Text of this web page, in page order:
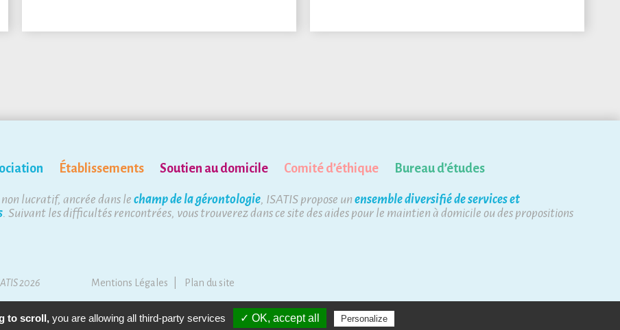
Établissements Soutien au domicile Comité d’éthique Bureau d’études
lucratif, ancrée dans lechamp de la gérontologie, ISATIS propose un ensemble diversifié de services et
. Suivant les difficultés rencontrées, vous trouverez dans ce site des aides pour le maintien à domicile ou des propositions
2026 Mentions Légales Plan du site
to scroll, you are allowing all third-party services ✓ OK, accept all Personalize